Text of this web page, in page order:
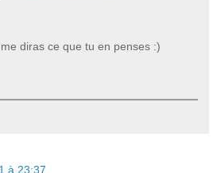
diras ce que tu en penses :)
à 23:37